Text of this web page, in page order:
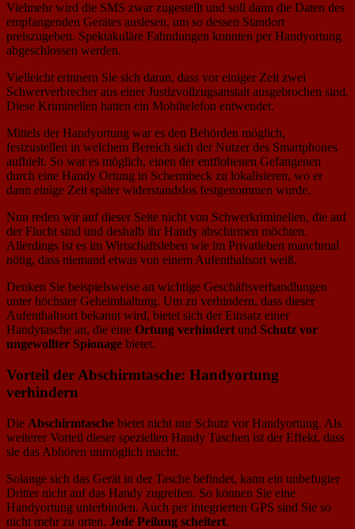
Vielmehr wird die SMS zwar zugestellt und soll dann die Daten des
empfangenden Gerätes auslesen, um so dessen Standort
preiszugeben. Spektakuläre Fahndungen konnten per Handyortung
abgeschlossen werden.
Vielleicht erinnern Sie sich daran, dass vor einiger Zeit zwei
Schwerverbrecher aus einer Justizvollzugsanstalt ausgebrochen sind.
Diese Kriminellen hatten ein Mobiltelefon entwendet.
Mittels der Handyortung war es den Behörden möglich,
festzustellen in welchem Bereich sich der Nutzer des Smartphones
aufhielt. So war es möglich, einen der entflohenen Gefangenen
durch eine Handy Ortung in Schermbeck zu lokalisieren, wo er
dann einige Zeit später widerstandslos festgenommen wurde.
Nun reden wir auf dieser Seite nicht von Schwerkriminellen, die auf
der Flucht sind und deshalb ihr Handy abschirmen möchten.
Allerdings ist es im Wirtschaftsleben wie im Privatleben manchmal
nötig, dass niemand etwas von einem Aufenthaltsort weiß.
Denken Sie beispielsweise an wichtige Geschäftsverhandlungen
unter höchster Geheimhaltung. Um zu verhindern, dass dieser
Aufenthaltsort bekannt wird, bietet sich der Einsatz einer
Handytasche an, die eine Ortung verhindert und Schutz vor
ungewollter Spionage bietet.
Vorteil der Abschirmtasche: Handyortung
verhindern
Die Abschirmtasche bietet nicht nur Schutz vor Handyortung. Als
weiterer Vorteil dieser speziellen Handy Taschen ist der Effekt, dass
sie das Abhören unmöglich macht.
Solange sich das Gerät in der Tasche befindet, kann ein unbefugter
Dritter nicht auf das Handy zugreifen. So können Sie eine
Handyortung unterbinden. Auch per integrierten GPS sind Sie so
nicht mehr zu orten. Jede Peilung scheitert.